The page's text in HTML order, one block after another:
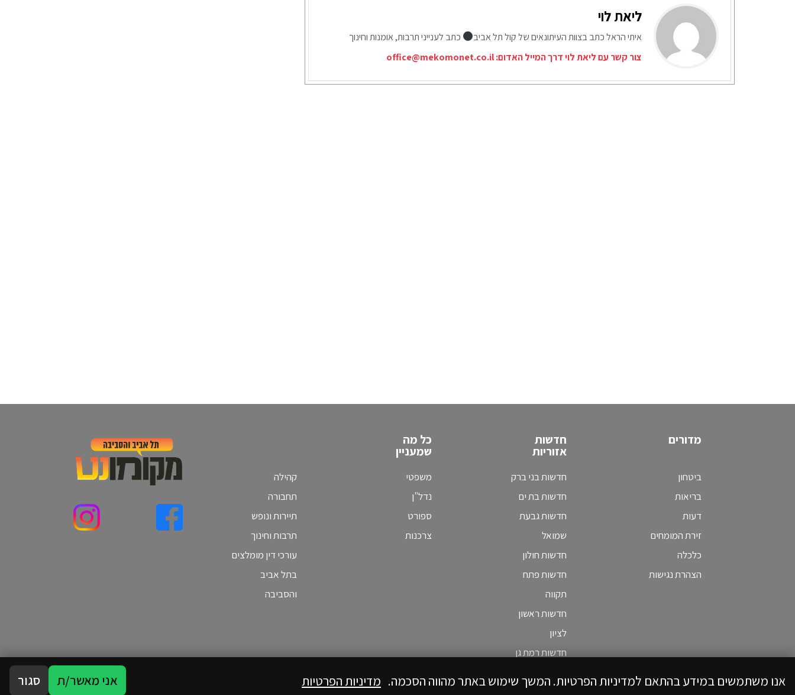
ליאת לוי
איתי הראל כתב בצוות העיתונאים של קול תל אביב
כתב לענייני תרבות, אומנות וחינוך
צור קשר עם ליאת לוי דרך המייל האדום:office@mekomonet.co.il
מדורים
ביטחון
בריאות
דעות
זירת המומחים
כלכלה
הצהרת נגישות
חדשות
אזוריות
חדשות בני ברק
חדשות בת ים
חדשות גבעת
שמואל
חדשות חולון
חדשות פתח
תקווה
חדשות ראשון
לציון
חדשות רמת גן
כל מה
שמעניין
משפטי
נדל"ן
ספורט
צרכנות
קהילה
תחבורה
תיירות ונופש
תרבות וחינוך
עורכי דין מומלצים
בתל אביב
והסביבה
אנו משתמשים במידע בהתאם למדיניות הפרטיות. המשך שימוש באתר מהווה הסכמה. מדיניות הפרטיות אני מאשר/ת סגור